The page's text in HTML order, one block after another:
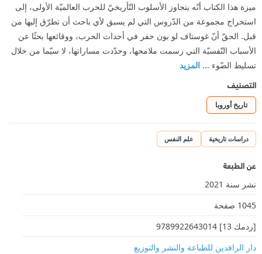
ميزة هذا الكتاب أنّه يتجاوز الأسلوب التّأريخيّ للحرب العالميّة الأولى، إلى
استخراج مجموعة من الدّروس التي لم يسبق لأي باحث أن تطرّق إليها من
قبل. الحقّ أنّ غوستاف لو بون حفر في أحداث الحرب، ووقائعها بحثًا عن
الأسباب النّفسيّة التي رسمت ملامحها، وحدّدت مساراتها، لا سيّما من خلال
تسليط الضّوء ... المزيد
التصنيف
تاريخ أوروبا
دراسات تاريخية علم النفس
عن الطبعة
نشر سنة 2021
1045 صفحة
[ردمك 13] 9789922643014
دار الرافدين للطباعة والنشر والتوزيع